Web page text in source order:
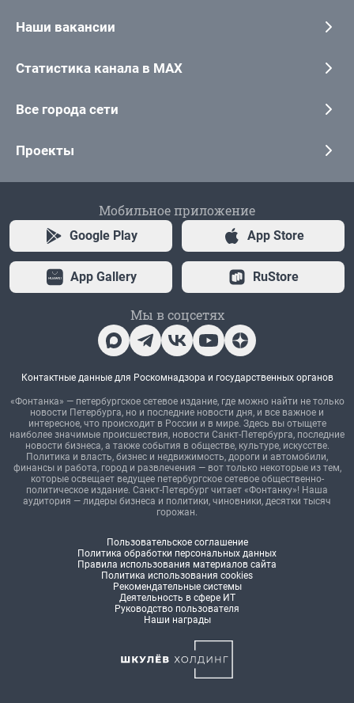
Наши вакансии
Статистика канала в MAX
Все города сети
Проекты
Мобильное приложение
Google Play App Store
App Gallery RuStore
Мы в соцсетях
Контактные данные для Роскомнадзора и государственных органов
«Фонтанка» — петербургское сетевое издание, где можно найти не только
новости Петербурга, но и последние новости дня, и все важное и
интересное, что происходит в России и в мире. Здесь вы отыщете
наиболее значимые происшествия, новости Санкт-Петербурга, последние
новости бизнеса, а также события в обществе, культуре, искусстве.
Политика и власть, бизнес и недвижимость, дороги и автомобили,
финансы и работа, город и развлечения — вот только некоторые из тем,
которые освещает ведущее петербургское сетевое общественно-
политическое издание. Санкт-Петербург читает «Фонтанку»! Наша
аудитория — лидеры бизнеса и политики, чиновники, десятки тысяч
горожан.
Пользовательское соглашение
Политика обработки персональных данных
Правила использования материалов сайта
Политика использования cookies
Рекомендательные системы
Деятельность в сфере ИТ
Руководство пользователя
Наши награды